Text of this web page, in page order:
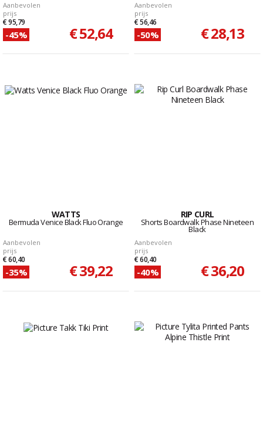
Aanbevolen
prijs
€ 95,79
-45% € 52,64
Aanbevolen
prijs
€ 56,46
-50% € 28,13
WATTS
Bermuda Venice Black Fluo Orange
Aanbevolen
prijs
€ 60,40
-35% € 39,22
RIP CURL
Shorts Boardwalk Phase Nineteen
Black
Aanbevolen
prijs
€ 60,40
-40% € 36,20